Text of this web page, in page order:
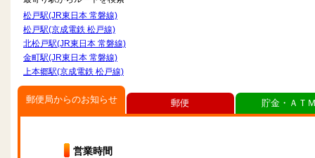
松戸駅(JR東日本 常磐線)
松戸駅(京成電鉄 松戸線)
北松戸駅(JR東日本 常磐線)
金町駅(JR東日本 常磐線)
上本郷駅(京成電鉄 松戸線)
郵便局からのお知らせ
営業時間
郵便 貯金・ＡＴ